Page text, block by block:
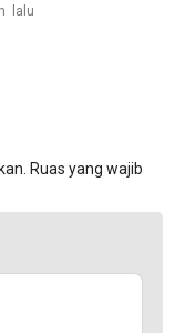
lalu
Ruas yang wajib